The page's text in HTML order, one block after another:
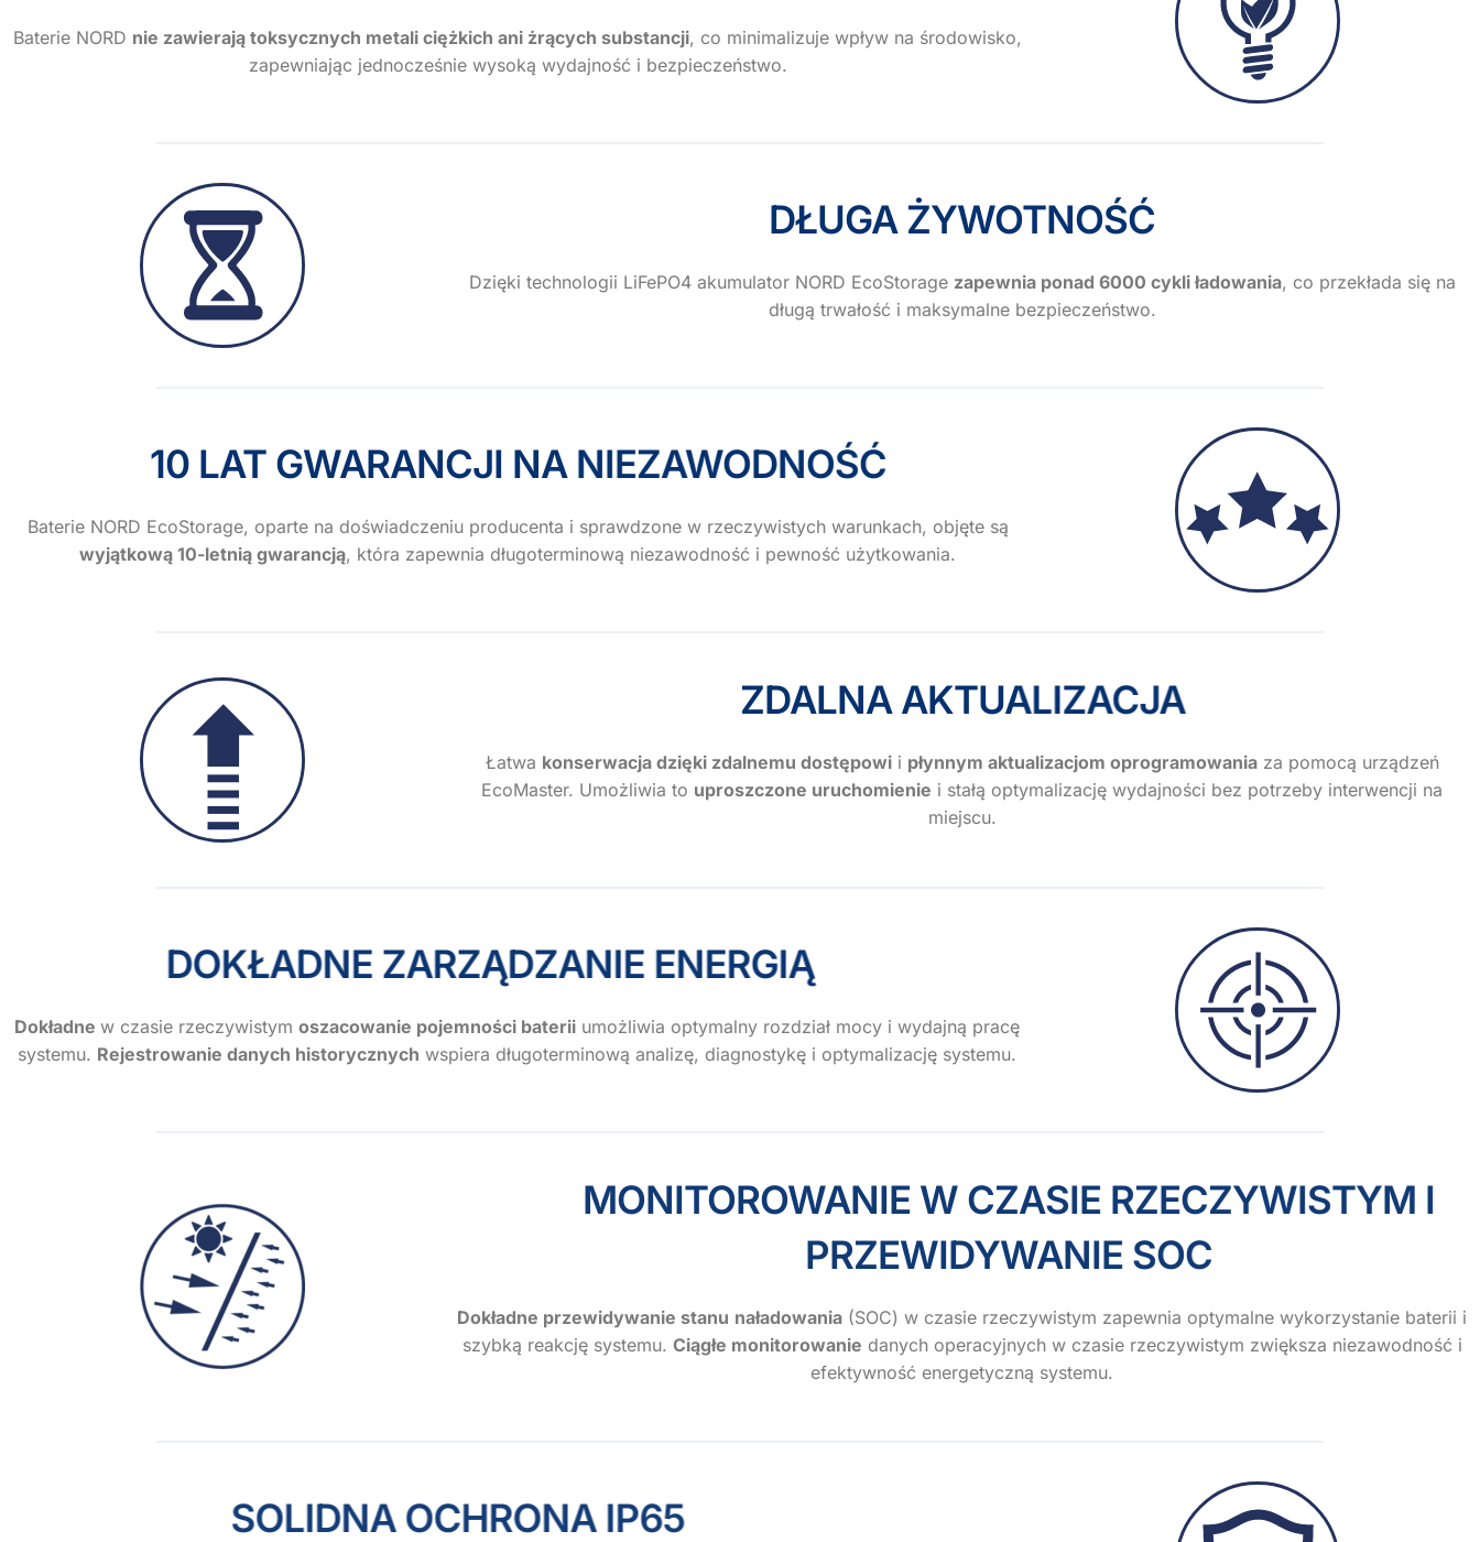
Baterie NORD nie zawierają toksycznych metali ciężkich ani żrących substancji, co minimalizuje wpływ na środowisko,
zapewniając jednocześnie wysoką wydajność i bezpieczeństwo.
DŁUGA ŻYWOTNOŚĆ
Dzięki technologii LiFePO4 akumulator NORD EcoStorage zapewnia ponad 6000 cykli ładowania, co przekłada się na
długą trwałość i maksymalne bezpieczeństwo.
10 LAT GWARANCJI NA NIEZAWODNOŚĆ
Baterie NORD EcoStorage, oparte na doświadczeniu producenta i sprawdzone w rzeczywistych warunkach, objęte są
wyjątkową 10-letnią gwarancją, która zapewnia długoterminową niezawodność i pewność użytkowania.
ZDALNA AKTUALIZACJA
Łatwa konserwacja dzięki zdalnemu dostępowii płynnym aktualizacjom oprogramowaniaza pomocą urządzeń
EcoMaster. Umożliwia to uproszczone uruchomienie i stałą optymalizację wydajności bez potrzeby interwencji na
miejscu.
DOKŁADNE ZARZĄDZANIE ENERGIĄ
Dokładnew czasie rzeczywistymoszacowanie pojemności baterii umożliwia optymalny rozdział mocy i wydajną pracę
systemu. Rejestrowanie danych historycznych wspiera długoterminową analizę, diagnostykę i optymalizację systemu.
MONITOROWANIE W CZASIE RZECZYWISTYM I
PRZEWIDYWANIE SOC
Dokładne przewidywanie stanu naładowania (SOC) w czasie rzeczywistym zapewnia optymalne wykorzystanie baterii i
szybką reakcję systemu. Ciągłe monitorowanie danych operacyjnych w czasie rzeczywistym zwiększa niezawodność i
efektywność energetyczną systemu.
SOLIDNA OCHRONA IP65